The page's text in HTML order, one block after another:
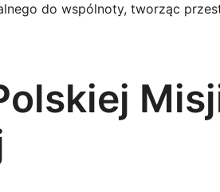
do wspólnoty, tworząc